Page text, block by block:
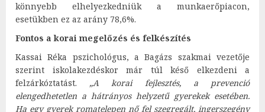
könnyebb elhelyezkedniük a munkaerőpiacon,
esetükben ez az arány 78,6%.
Fontos a korai megelőzés és felkészítés
Kassai Réka pszichológus, a Bagázs szakmai vezetője
szerint iskolakezdéskor már túl késő elkezdeni a
felzárkóztatást. „A korai fejlesztés, a prevenció
elengedhetetlen a hátrányos helyzetű gyerekek esetében.
Ha egy gyerek romatelepen nő fel szegregált, ingerszegény